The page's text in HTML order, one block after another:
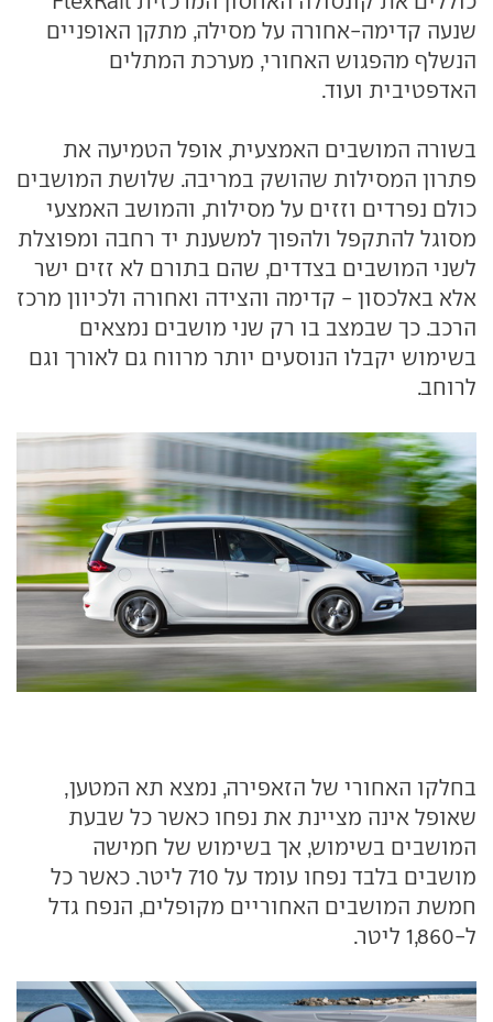
שנעה קדימה-אחורה על מסילה, מתקן האופניים
הנשלף מהפגוש האחורי, מערכת המתלים
האדפטיבית ועוד.
בשורה המושבים האמצעית, אופל הטמיעה את
פתרון המסילות שהושק במריבה. שלושת המושבים
כולם נפרדים וזזים על מסילות, והמושב האמצעי
מסוגל להתקפל ולהפוך למשענת יד רחבה ומפוצלת
לשני המושבים בצדדים, שהם בתורם לא זזים ישר
אלא באלכסון - קדימה והצידה ואחורה ולכיוון מרכז
הרכב. כך שבמצב בו רק שני מושבים נמצאים
בשימוש יקבלו הנוסעים יותר מרווח גם לאורך וגם
לרוחב.
בחלקו האחורי של הזאפירה, נמצא תא המטען,
שאופל אינה מציינת את נפחו כאשר כל שבעת
המושבים בשימוש, אך בשימוש של חמישה
מושבים בלבד נפחו עומד על 710 ליטר. כאשר כל
חמשת המושבים האחוריים מקופלים, הנפח גדל
ל-1,860 ליטר.